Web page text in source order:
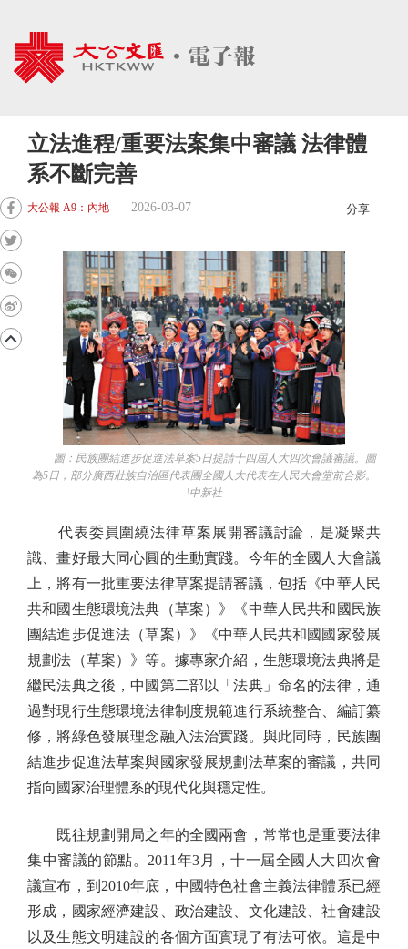
立法進程/重要法案集中審議 法律體
系不斷完善
大公報 A9：內地 2026-03-07 分享
圖：民族團結進步促進法草案5日提請十四屆人大四次會議審議。圖
為5日，部分廣西壯族自治區代表團全國人大代表在人民大會堂前合影。
\中新社
代表委員圍繞法律草案展開審議討論，是凝聚共
識、畫好最大同心圓的生動實踐。今年的全國人大會議
上，將有一批重要法律草案提請審議，包括《中華人民
共和國生態環境法典（草案）》《中華人民共和國民族
團結進步促進法（草案）》《中華人民共和國國家發展
規劃法（草案）》等。據專家介紹，生態環境法典將是
繼民法典之後，中國第二部以「法典」命名的法律，通
過對現行生態環境法律制度規範進行系統整合、編訂纂
修，將綠色發展理念融入法治實踐。與此同時，民族團
結進步促進法草案與國家發展規劃法草案的審議，共同
指向國家治理體系的現代化與穩定性。
既往規劃開局之年的全國兩會，常常也是重要法律
集中審議的節點。2011年3月，十一屆全國人大四次會
議宣布，到2010年底，中國特色社會主義法律體系已經
形成，國家經濟建設、政治建設、文化建設、社會建設
以及生態文明建設的各個方面實現了有法可依。這是中